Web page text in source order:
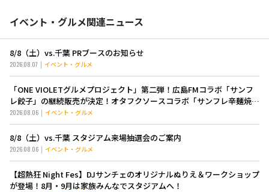
イベント・グルメ関連ニュース
8/8（土）vs.千葉 PRブースのお知らせ
2026.08.07 イベント・グルメ
「ONE VIOLETグルメプロジェクト」第二弾！広島FMコラボ「サンフ
レ餃子」の継続販売が決定！オタフクソースコラボ「サンフレ辛麺焼き
そば」も新登場！
2026.08.06 イベント・グルメ
8/8（土）vs.千葉 スタジアム来場抽選会のご案内
2026.08.06 イベント・グルメ
【超熱狂 Night Fes】DJサンチェのオリジナルぬりえ＆ワークショップ
が登場！8月・9月は家族みんなでスタジアムへ！